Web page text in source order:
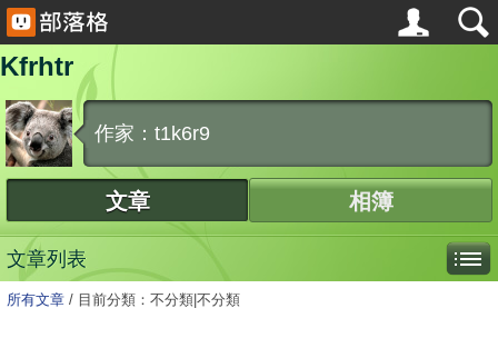
Kfrhtr
作家：t1k6r9
文章 相簿
文章列表
所有文章 / 目前分類：不分類|不分類